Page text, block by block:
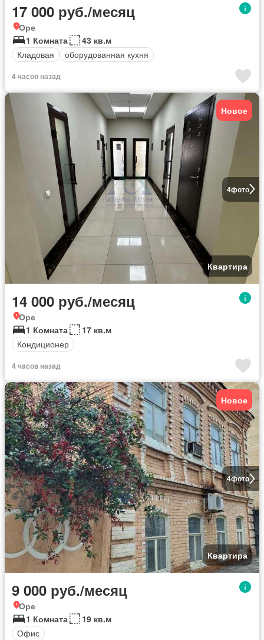
17 000 руб./месяц
Оре
1 Комната
43 кв.м
Кладовая
оборудованная кухня
4 часов назад
4фото
Новое
Квартира
14 000 руб./месяц
Оре
1 Комната
17 кв.м
Кондиционер
4 часов назад
4фото
Новое
Квартира
9 000 руб./месяц
Оре
1 Комната
19 кв.м
Офис